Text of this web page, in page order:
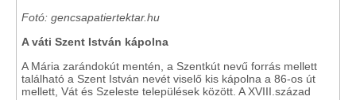
Fotó: gencsapatiertektar.hu
A váti Szent István kápolna
A Mária zarándokút mentén, a Szentkút nevű forrás mellett
található a Szent István nevét viselő kis kápolna a 86-os út
mellett, Vát és Szeleste települések között. A XVIII.század